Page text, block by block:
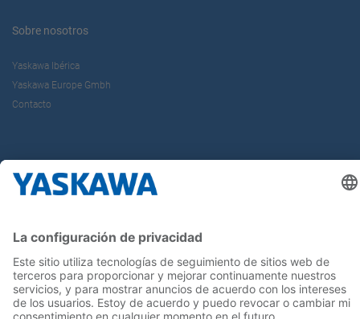
Sobre nosotros
Yaskawa Ibérica
Yaskawa Europe Gmbh
Contacto